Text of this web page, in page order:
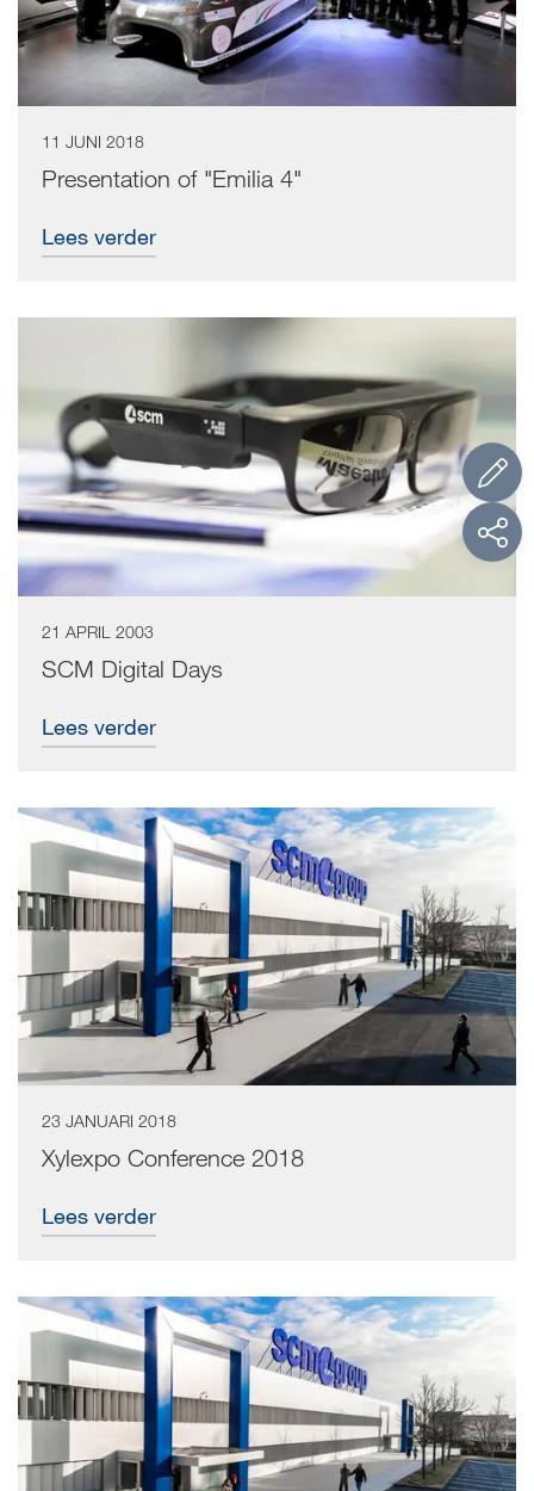
11 JUNI 2018
Presentation of "Emilia 4"
Lees verder
21 APRIL 2003
SCM Digital Days
Lees verder
23 JANUARI 2018
Xylexpo Conference 2018
Lees verder